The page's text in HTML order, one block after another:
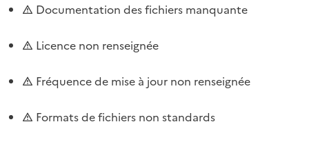
Documentation des fichiers manquante
Licence non renseignée
Fréquence de mise à jour non renseignée
Formats de fichiers non standards